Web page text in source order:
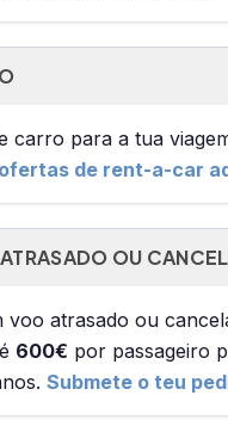
carro para a tua
de rent-a-car
OU
voo atrasado ou
600€ por passageiro
Submete o teu